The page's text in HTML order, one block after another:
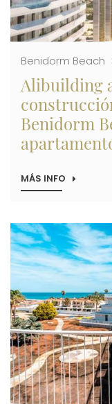
Benidorm Beach
Alibuilding
Benidorm
MÁS INFO SOBRE
ECISA
LA
DEL
BEACH
DE
196
EN
PLAYA
DE
PONIENTE
Imagen